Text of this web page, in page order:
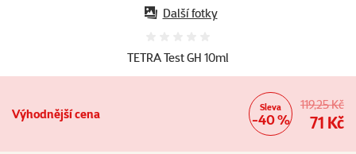
TETRA Test GH 10ml
Výhodnější cena Sleva
-40 %
119,25 Kč
71 Kč
Další fotky